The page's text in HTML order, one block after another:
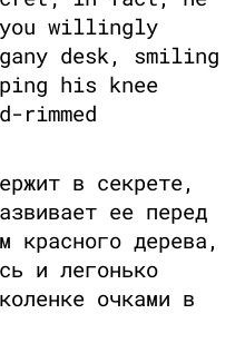
willingly
desk, smiling
his knee
в секрете,
ее перед
красного дерева,
и легонько
очками в